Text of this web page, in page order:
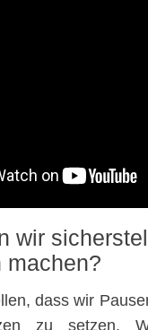
wir
machen?
dass wir
zu setzen.